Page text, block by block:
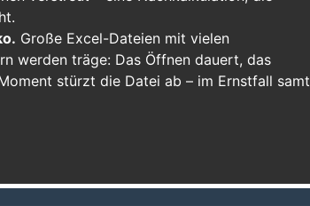
Große Excel-Dateien mit vielen
werden träge: Das Öffnen dauert, das
stürzt die Datei ab – im Ernstfall samt